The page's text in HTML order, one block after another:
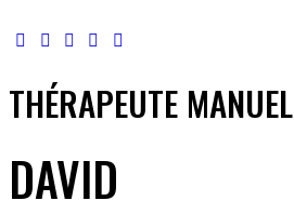
THÉRAPEUTE MANUEL
DAVID